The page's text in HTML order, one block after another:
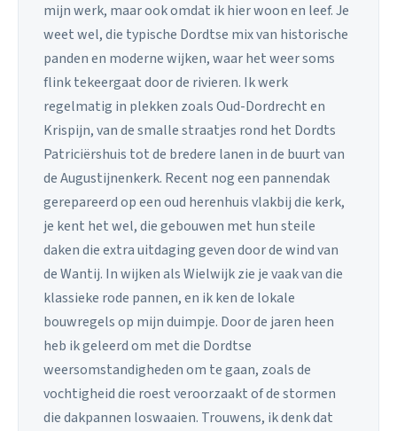
mijn werk, maar ook omdat ik hier woon en leef. Je
weet wel, die typische Dordtse mix van historische
panden en moderne wijken, waar het weer soms
flink tekeergaat door de rivieren. Ik werk
regelmatig in plekken zoals Oud-Dordrecht en
Krispijn, van de smalle straatjes rond het Dordts
Patriciërshuis tot de bredere lanen in de buurt van
de Augustijnenkerk. Recent nog een pannendak
gerepareerd op een oud herenhuis vlakbij die kerk,
je kent het wel, die gebouwen met hun steile
daken die extra uitdaging geven door de wind van
de Wantij. In wijken als Wielwijk zie je vaak van die
klassieke rode pannen, en ik ken de lokale
bouwregels op mijn duimpje. Door de jaren heen
heb ik geleerd om met die Dordtse
weersomstandigheden om te gaan, zoals de
vochtigheid die roest veroorzaakt of de stormen
die dakpannen loswaaien. Trouwens, ik denk dat